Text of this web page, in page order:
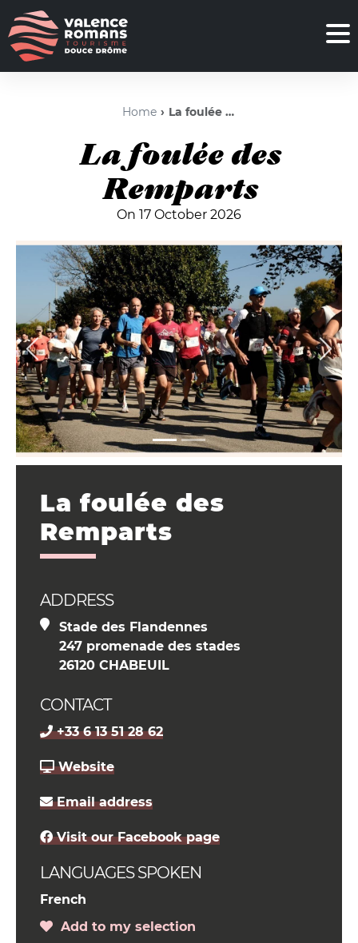
Home La foulée des Remparts
La foulée des
Remparts
On 17 October 2026
La foulée des
Remparts
ADDRESS
Stade des Flandennes
247 promenade des stades
26120 CHABEUIL
CONTACT
+33 6 13 51 28 62
Website
Email address
Visit our Facebook page
LANGUAGES SPOKEN
French
Add to my selection